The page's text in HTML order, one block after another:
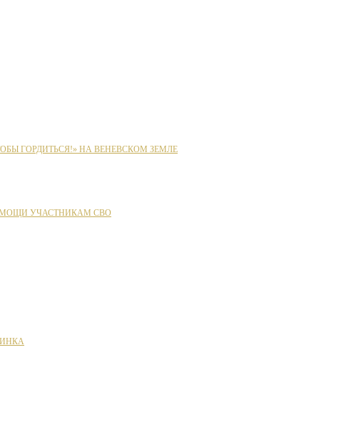
ГОРДИТЬСЯ!» НА ВЕНЕВСКОМ ЗЕМЛЕ
УЧАСТНИКАМ СВО